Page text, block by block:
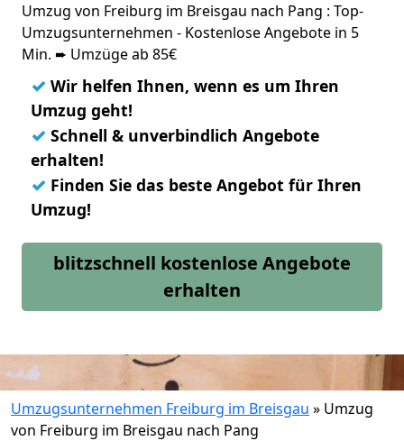
Umzug von Freiburg im Breisgau nach Pang : Top-
Umzugsunternehmen - Kostenlose Angebote in 5
Min. ➨ Umzüge ab 85€
✓ Wir helfen Ihnen, wenn es um Ihren
Umzug geht!
✓ Schnell & unverbindlich Angebote
erhalten!
✓ Finden Sie das beste Angebot für Ihren
Umzug!
blitzschnell kostenlose Angebote
erhalten
Umzugsunternehmen Freiburg im Breisgau » Umzug
von Freiburg im Breisgau nach Pang